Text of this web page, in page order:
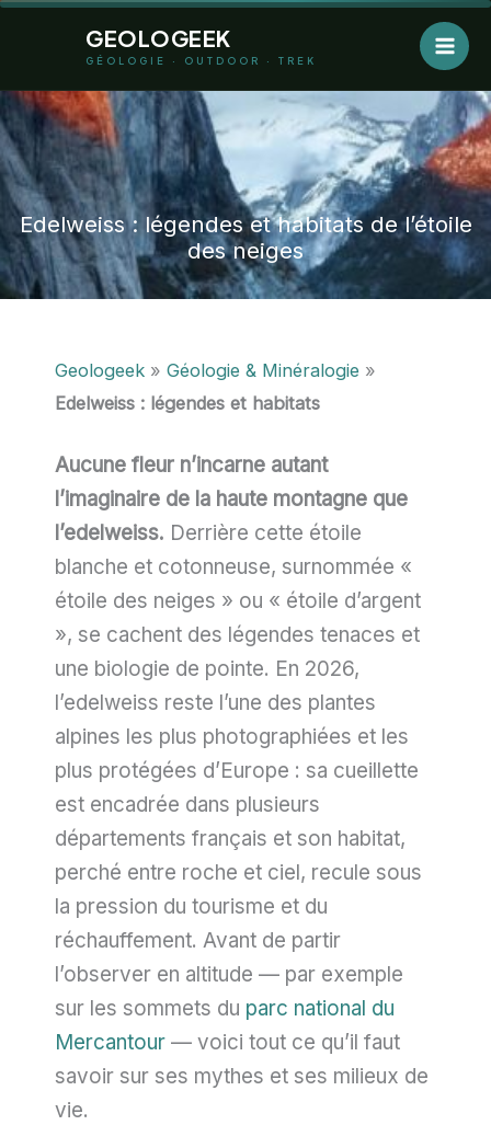
GEOLOGEEK
GÉOLOGIE · OUTDOOR · TREK
Edelweiss : légendes et habitats de l’étoile
des neiges
Geologeek » Géologie & Minéralogie »
Edelweiss : légendes et habitats
Aucune fleur n’incarne autant
l’imaginaire de la haute montagne que
l’edelweiss. Derrière cette étoile
blanche et cotonneuse, surnommée «
étoile des neiges » ou « étoile d’argent
», se cachent des légendes tenaces et
une biologie de pointe. En 2026,
l’edelweiss reste l’une des plantes
alpines les plus photographiées et les
plus protégées d’Europe : sa cueillette
est encadrée dans plusieurs
départements français et son habitat,
perché entre roche et ciel, recule sous
la pression du tourisme et du
réchauffement. Avant de partir
l’observer en altitude — par exemple
sur les sommets du parc national du
Mercantour — voici tout ce qu’il faut
savoir sur ses mythes et ses milieux de
vie.